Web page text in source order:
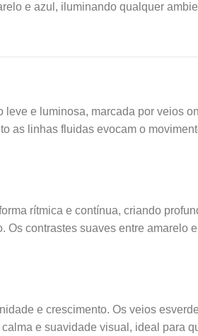
e azul, iluminando qualquer
leve e luminosa, marcada por veios
as linhas fluidas evocam o
rítmica e contínua, criando
Os contrastes suaves entre
e crescimento. Os veios
e suavidade visual, ideal para